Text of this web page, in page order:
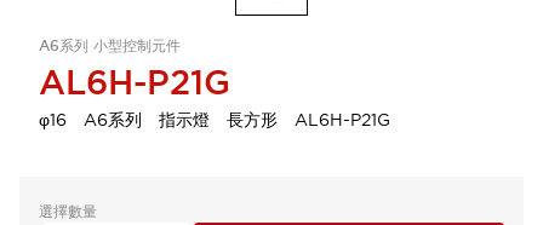
A6系列 小型控制元件
AL6H-P21G
φ16 A6系列 指示燈 長方形 AL6H-P21G
選擇數量